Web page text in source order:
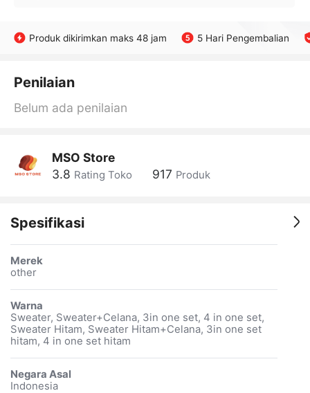
Produk dikirimkan maks 48 jam 5 Hari Pengembalian
Penilaian
Belum ada penilaian
MSO Store
3.8 Rating Toko 917 Produk
Spesifikasi
Merek
other
Warna
Sweater, Sweater+Celana, 3in one set, 4 in one set,
Sweater Hitam, Sweater Hitam+Celana, 3in one set
hitam, 4 in one set hitam
Negara Asal
Indonesia